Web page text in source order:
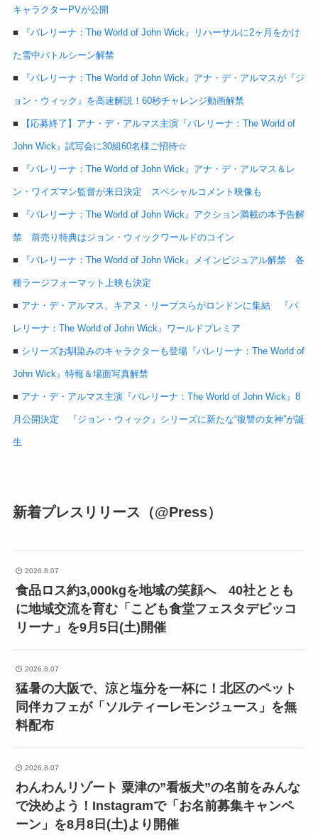
キャラクターPVが公開
■ 『バレリーナ：The World of John Wick』リハーサルに2ヶ月をかけ
た雪中バトルシーン解禁
■ 『バレリーナ：The World of John Wick』アナ・デ・アルマスが『ジ
ョン・ウィック』を高速解説！60秒チャレンジ動画解禁
■ 【応募終了】アナ・デ・アルマス主演『バレリーナ：The World of
John Wick』試写会に30組60名様ご招待☆
■ 『バレリーナ：The World of John Wick』アナ・デ・アルマス＆レ
ン・ワイズマン監督が来日決定 スペシャルコメント映像も
■ 『バレリーナ：The World of John Wick』アクション満載の本予告解
禁 前売り特典はジョン・ウィックワールドのコイン
■ 『バレリーナ：The World of John Wick』メインビジュアル解禁 各
種ラージフォーマット上映も決定
■ アナ・デ・アルマス、キアヌ・リーブスらがロンドンに集結 『バ
レリーナ：The World of John Wick』ワールドプレミア
■ シリーズお馴染みのキャラクターも登場『バレリーナ：The World of
John Wick』特報＆場面写真解禁
■ アナ・デ・アルマス主演『バレリーナ：The World of John Wick』8
月公開決定 『ジョン・ウィック』シリーズに新たな“復讐の女神”が誕
生
新着プレスリリース（@Press）
2026.8.07
食品ロス約3,000kgを地域の笑顔へ 40社ととも
に地域交流を育む「こども食堂フェスタデピッコ
リーナ」を9月5日(土)開催
2026.8.07
猛暑の大阪で、涼と塩分を一杯に！北区のペット
同伴カフェが「ソルティーレモンジュース」を無
料配布
2026.8.07
わんわんリゾート 粟津の”看板犬”の名前をみんな
で決めよう！Instagramで「お名前募集キャンペ
ーン」を8月8日(土)より開催